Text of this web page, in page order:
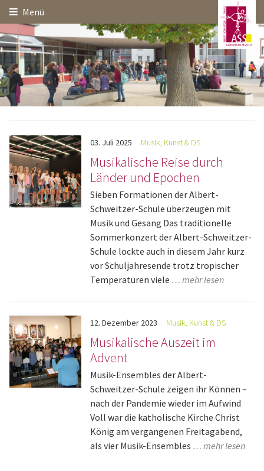
Startseite
Hauptinhalt
Menü
Themennavigation
03. Juli 2025 Musik, Kunst & DS
Musikalische Reise durch
Länder und Epochen
Sieben Formationen der Albert-
Schweitzer-Schule überzeugen mit
Musik und Gesang Das traditionelle
Sommerkonzert der Albert-Schweitzer-
Schule lockte auch in diesem Jahr kurz
vor Schuljahresende trotz tropischer
Temperaturen viele … mehr lesen
12. Dezember 2023 Musik, Kunst & DS
Musikalische Auszeit im
Advent
Musik-Ensembles der Albert-
Schweitzer-Schule zeigen ihr Können –
nach der Pandemie wieder im Aufwind
Voll war die katholische Kirche Christ
König am vergangenen Freitagabend,
als vier Musik-Ensembles … mehr lesen